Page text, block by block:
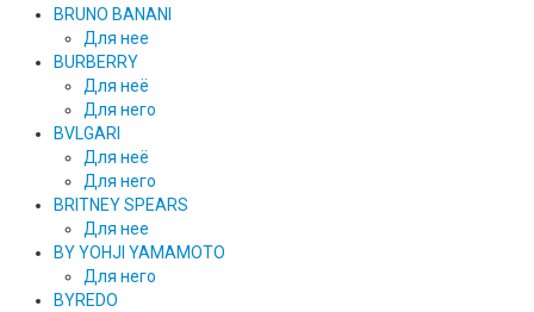
BRUNO BANANI
Для нее
BURBERRY
Для неё
Для него
BVLGARI
Для неё
Для него
BRITNEY SPEARS
Для нее
BY YOHJI YAMAMOTO
Для него
BYREDO